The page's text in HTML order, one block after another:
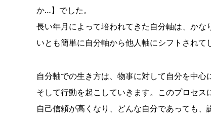
か…】でした。
長い年月によって培われてきた自分軸は、か
いとも簡単に自分軸から他人軸にシフトされて
自分軸での生き方は、物事に対して自分を中心
そして行動を起こしていきます。このプロセ
自己信頼が高くなり、どんな自分であっても、